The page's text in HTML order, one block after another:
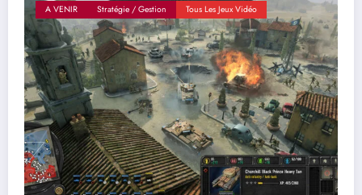
A VENIR Stratégie / Gestion Tous Les Jeux Vidéo